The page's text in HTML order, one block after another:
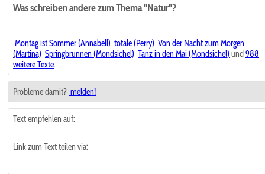
Was schreiben andere zum Thema "Natur"?
Montag ist Sommer (Annabell) totale (Perry) Von der Nacht zum Morgen
(Martina) Springbrunnen (Mondsichel) Tanz in den Mai (Mondsichel) und 988
weitere Texte.
Probleme damit? melden!
Text empfehlen auf:
Link zum Text teilen via: